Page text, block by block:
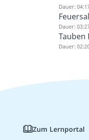
Dauer:
Dauer:
Tauben
Dauer:
Zum Lernportal